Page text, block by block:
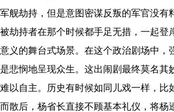
舰劫持，但是意图密谋反叛的军官没
劫持者在那个时候都手足无措，一起
义的舞台式场景。在这个政治剧场中
悲悯地呈现众生。这出闹剧最终莫名
以自主。历史有时候如同儿戏一样，
散后，杨省长直接不顾基本礼仪，将